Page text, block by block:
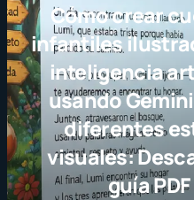
Cómo crear
infantiles ilustrados
inteligencia
usando Gemini y
diferentes estilos
visuales: Descarga
guía PDF